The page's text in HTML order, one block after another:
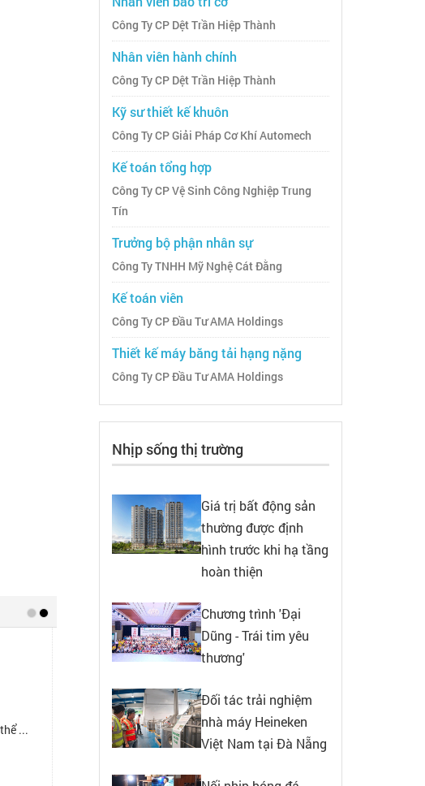
Công Ty CP Dệt Trần Hiệp Thành
Nhân viên hành chính
Công Ty CP Dệt Trần Hiệp Thành
Kỹ sư thiết kế khuôn
Công Ty CP Giải Pháp Cơ Khí Automech
Kế toán tổng hợp
Công Ty CP Vệ Sinh Công Nghiệp Trung
Tín
Trưởng bộ phận nhân sự
Công Ty TNHH Mỹ Nghệ Cát Đằng
Kế toán viên
Công Ty CP Đầu Tư AMA Holdings
Thiết kế máy băng tải hạng nặng
Công Ty CP Đầu Tư AMA Holdings
Nhịp sống thị trường
Giá trị bất động sản
thường được định
hình trước khi hạ tầng
hoàn thiện
Chương trình 'Đại
Dũng - Trái tim yêu
thương'
Đối tác trải nghiệm
nhà máy Heineken
Việt Nam tại Đà Nẵng